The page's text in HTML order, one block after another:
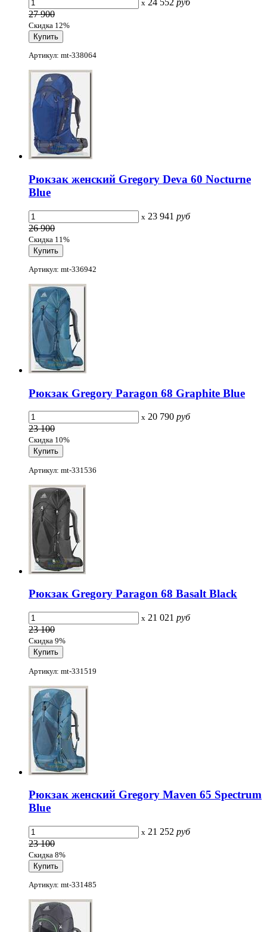
x
27 900
Скидка 12%
Артикул: mt-338064
Рюкзак женский Gregory Deva 60 Nocturne
Blue
x 23 941 руб
26 900
Скидка 11%
Артикул: mt-336942
Рюкзак Gregory Paragon 68 Graphite Blue
x 20 790 руб
23 100
Скидка 10%
Артикул: mt-331536
Рюкзак Gregory Paragon 68 Basalt Black
x 21 021 руб
23 100
Скидка 9%
Артикул: mt-331519
Рюкзак женский Gregory Maven 65 Spectrum
Blue
x 21 252 руб
23 100
Скидка 8%
Артикул: mt-331485